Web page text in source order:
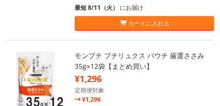
最短 8/11（火） にお届け
カートに入れる
モンプチ プチリュクス パウチ 厳選ささみ
35g×12袋【まとめ買い】
¥1,296
定期便対象
¥1,296